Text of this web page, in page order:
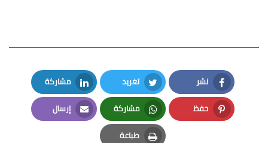
نشر
Facebook
تغريد
Twitter
مشاركة
LinkedIn
حفظ
Pinterest
مشاركة
Whatsapp
إرسال
Email
طباعة